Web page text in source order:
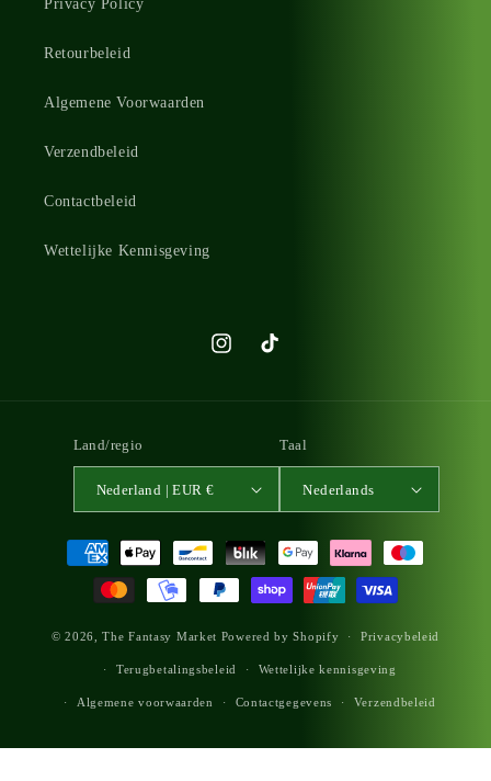
Privacy Policy
Retourbeleid
Algemene Voorwaarden
Verzendbeleid
Contactbeleid
Wettelijke Kennisgeving
InstagramTikTok
Land/regio
Nederland | EUR €
Taal
Nederlands
Betaalmethoden
© 2026,The Fantasy Market Powered by Shopify Privacybeleid
Terugbetalingsbeleid Wettelijke kennisgeving
Algemene voorwaarden Contactgegevens Verzendbeleid